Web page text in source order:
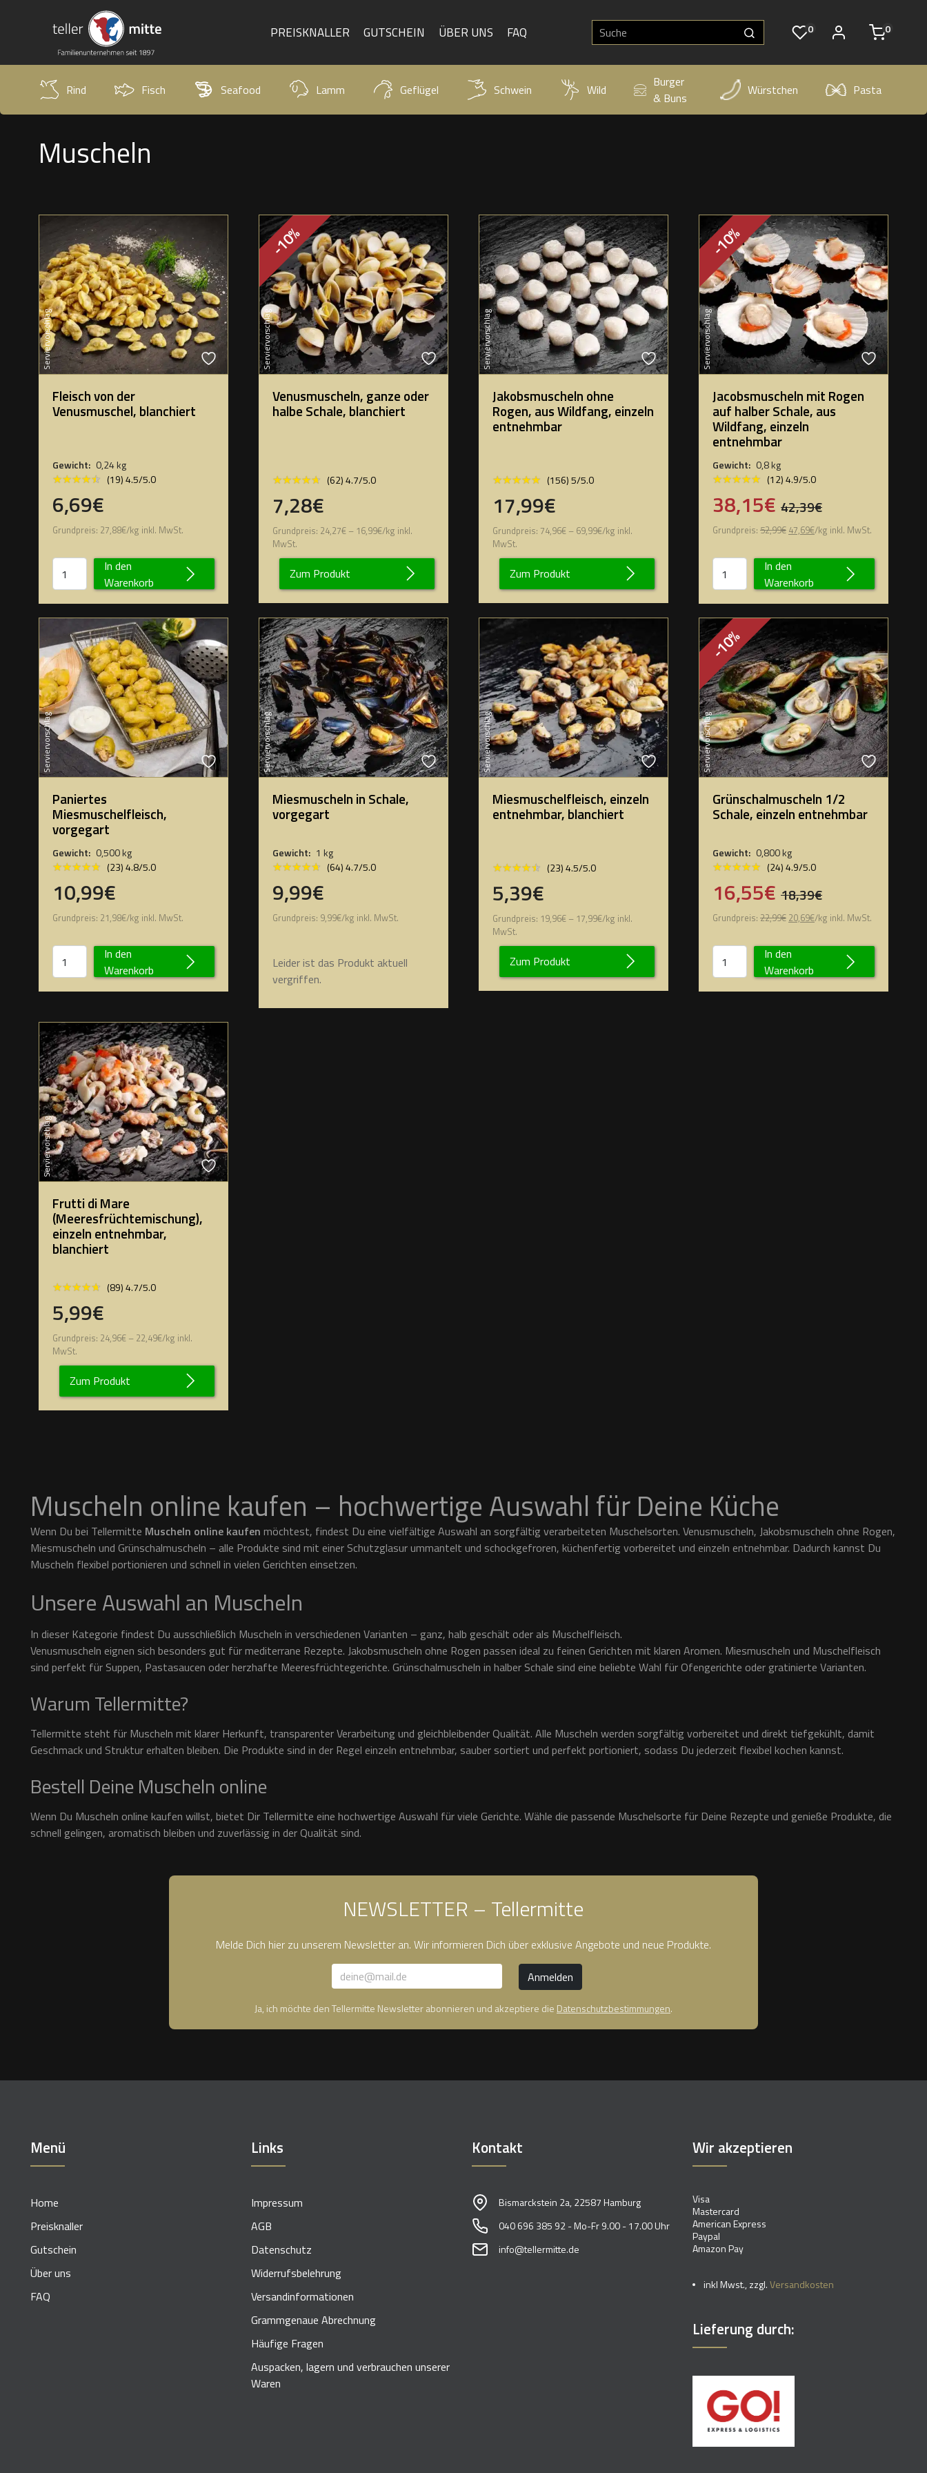
PREISKNALLER GUTSCHEIN ÜBER UNS FAQ 0 0
Rind Fisch Seafood Lamm Geflügel Schwein Wild
Burger
& Buns
Würstchen Pasta
Muscheln
Serviervorschlag
Fleisch von der
Venusmuschel, blanchiert
Gewicht: 0,24 kg
★★★★★
★★★★★ (19) 4.5/5.0
6,69€
Grundpreis: 27,88€/kg inkl. MwSt.
In den
Warenkorb
-10%
Serviervorschlag
Venusmuscheln, ganze oder
halbe Schale, blanchiert
★★★★★
★★★★★ (62) 4.7/5.0
7,28€
Grundpreis: 24,27€ – 16,99€/kg inkl.
MwSt.
Zum Produkt
Serviervorschlag
Jakobsmuscheln ohne
Rogen, aus Wildfang, einzeln
entnehmbar
★★★★★
★★★★★ (156) 5/5.0
17,99€
Grundpreis: 74,96€ – 69,99€/kg inkl.
MwSt.
Zum Produkt
-10%
Serviervorschlag
Jacobsmuscheln mit Rogen
auf halber Schale, aus
Wildfang, einzeln
entnehmbar
Gewicht: 0,8 kg
★★★★★
★★★★★ (12) 4.9/5.0
38,15€ 42,39€
Grundpreis: 52,99€ 47,69€/kg inkl. MwSt.
In den
Warenkorb
Serviervorschlag
Paniertes
Miesmuschelfleisch,
vorgegart
Gewicht: 0,500 kg
★★★★★
★★★★★ (23) 4.8/5.0
10,99€
Grundpreis: 21,98€/kg inkl. MwSt.
In den
Warenkorb
Serviervorschlag
Miesmuscheln in Schale,
vorgegart
Gewicht: 1 kg
★★★★★
★★★★★ (64) 4.7/5.0
9,99€
Grundpreis: 9,99€/kg inkl. MwSt.
Leider ist das Produkt aktuell
vergriffen.
Serviervorschlag
Miesmuschelfleisch, einzeln
entnehmbar, blanchiert
★★★★★
★★★★★ (23) 4.5/5.0
5,39€
Grundpreis: 19,96€ – 17,99€/kg inkl.
MwSt.
Zum Produkt
-10%
Serviervorschlag
Grünschalmuscheln 1/2
Schale, einzeln entnehmbar
Gewicht: 0,800 kg
★★★★★
★★★★★ (24) 4.9/5.0
16,55€ 18,39€
Grundpreis: 22,99€ 20,69€/kg inkl. MwSt.
In den
Warenkorb
Serviervorschlag
Frutti di Mare
(Meeresfrüchtemischung),
einzeln entnehmbar,
blanchiert
★★★★★
★★★★★ (89) 4.7/5.0
5,99€
Grundpreis: 24,96€ – 22,49€/kg inkl.
MwSt.
Zum Produkt
Muscheln online kaufen – hochwertige Auswahl für Deine Küche
Wenn Du bei Tellermitte Muscheln online kaufen möchtest, findest Du eine vielfältige Auswahl an sorgfältig verarbeiteten Muschelsorten. Venusmuscheln, Jakobsmuscheln ohne Rogen,
Miesmuscheln und Grünschalmuscheln – alle Produkte sind mit einer Schutzglasur ummantelt und schockgefroren, küchenfertig vorbereitet und einzeln entnehmbar. Dadurch kannst Du
Muscheln flexibel portionieren und schnell in vielen Gerichten einsetzen.
Unsere Auswahl an Muscheln
In dieser Kategorie findest Du ausschließlich Muscheln in verschiedenen Varianten – ganz, halb geschält oder als Muschelfleisch.
Venusmuscheln eignen sich besonders gut für mediterrane Rezepte. Jakobsmuscheln ohne Rogen passen ideal zu feinen Gerichten mit klaren Aromen. Miesmuscheln und Muschelfleisch
sind perfekt für Suppen, Pastasaucen oder herzhafte Meeresfrüchtegerichte. Grünschalmuscheln in halber Schale sind eine beliebte Wahl für Ofengerichte oder gratinierte Varianten.
Warum Tellermitte?
Tellermitte steht für Muscheln mit klarer Herkunft, transparenter Verarbeitung und gleichbleibender Qualität. Alle Muscheln werden sorgfältig vorbereitet und direkt tiefgekühlt, damit
Geschmack und Struktur erhalten bleiben. Die Produkte sind in der Regel einzeln entnehmbar, sauber sortiert und perfekt portioniert, sodass Du jederzeit flexibel kochen kannst.
Bestell Deine Muscheln online
Wenn Du Muscheln online kaufen willst, bietet Dir Tellermitte eine hochwertige Auswahl für viele Gerichte. Wähle die passende Muschelsorte für Deine Rezepte und genieße Produkte, die
schnell gelingen, aromatisch bleiben und zuverlässig in der Qualität sind.
NEWSLETTER – Tellermitte
Melde Dich hier zu unserem Newsletter an. Wir informieren Dich über exklusive Angebote und neue Produkte.
Ja, ich möchte den Tellermitte Newsletter abonnieren und akzeptiere die Datenschutzbestimmungen.
Menü
Home
Preisknaller
Gutschein
Über uns
FAQ
Links
Impressum
AGB
Datenschutz
Widerrufsbelehrung
Versandinformationen
Grammgenaue Abrechnung
Häufige Fragen
Auspacken, lagern und verbrauchen unserer
Waren
Kontakt
Bismarckstein 2a, 22587 Hamburg
040 696 385 92 - Mo-Fr 9.00 - 17.00 Uhr
info@tellermitte.de
Wir akzeptieren
Visa
Mastercard
American Express
Paypal
Amazon Pay
inkl Mwst., zzgl.Versandkosten
Lieferung durch: